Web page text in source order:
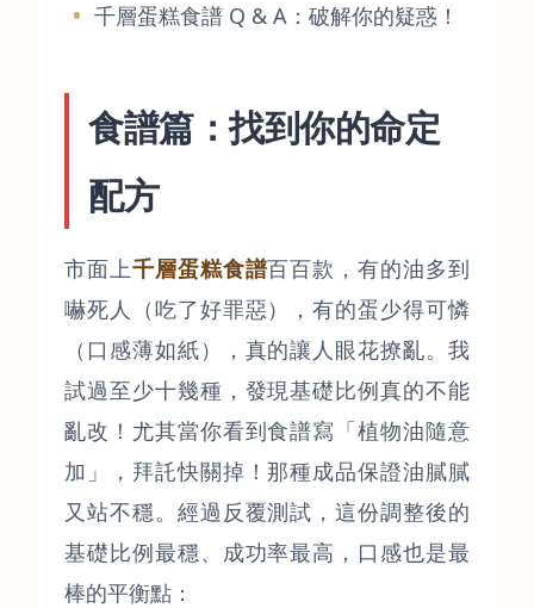
千層蛋糕食譜 Q & A：破解你的疑惑！
食譜篇：找到你的命定
配方
市面上千層蛋糕食譜百百款，有的油多到
嚇死人（吃了好罪惡），有的蛋少得可憐
（口感薄如紙），真的讓人眼花撩亂。我
試過至少十幾種，發現基礎比例真的不能
亂改！尤其當你看到食譜寫「植物油隨意
加」，拜託快關掉！那種成品保證油膩膩
又站不穩。經過反覆測試，這份調整後的
基礎比例最穩、成功率最高，口感也是最
棒的平衡點：